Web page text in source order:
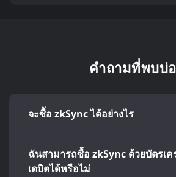
คำถามที่พบบ่
จะซื้อ zkSync ได้อย่างไร
ฉันสามารถซื้อ zkSync ด้วยบัตรเ
เดบิตได้หรือไม่